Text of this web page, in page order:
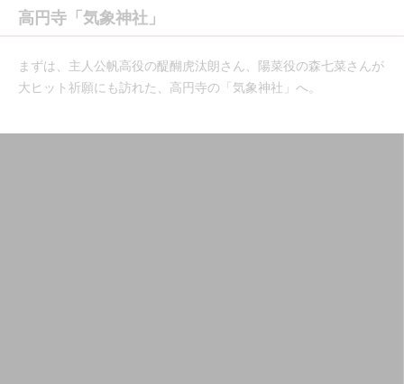
高円寺「気象神社」
まずは、主人公帆高役の醍醐虎汰朗さん、陽菜役の森七菜さんが
大ヒット祈願にも訪れた、高円寺の「気象神社」へ。